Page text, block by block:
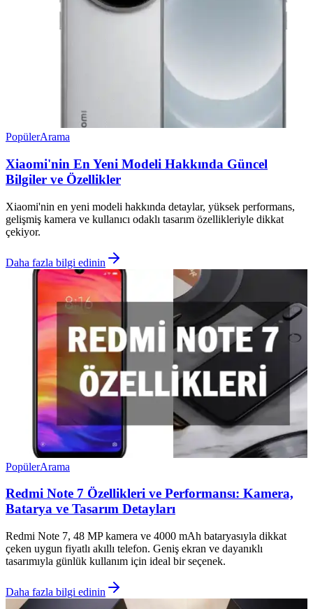
PopülerArama
Xiaomi'nin En Yeni Modeli Hakkında Güncel
Bilgiler ve Özellikler
Xiaomi'nin en yeni modeli hakkında detaylar, yüksek performans,
gelişmiş kamera ve kullanıcı odaklı tasarım özellikleriyle dikkat
çekiyor.
Daha fazla bilgi edinin
PopülerArama
Redmi Note 7 Özellikleri ve Performansı: Kamera,
Batarya ve Tasarım Detayları
Redmi Note 7, 48 MP kamera ve 4000 mAh bataryasıyla dikkat
çeken uygun fiyatlı akıllı telefon. Geniş ekran ve dayanıklı
tasarımıyla günlük kullanım için ideal bir seçenek.
Daha fazla bilgi edinin